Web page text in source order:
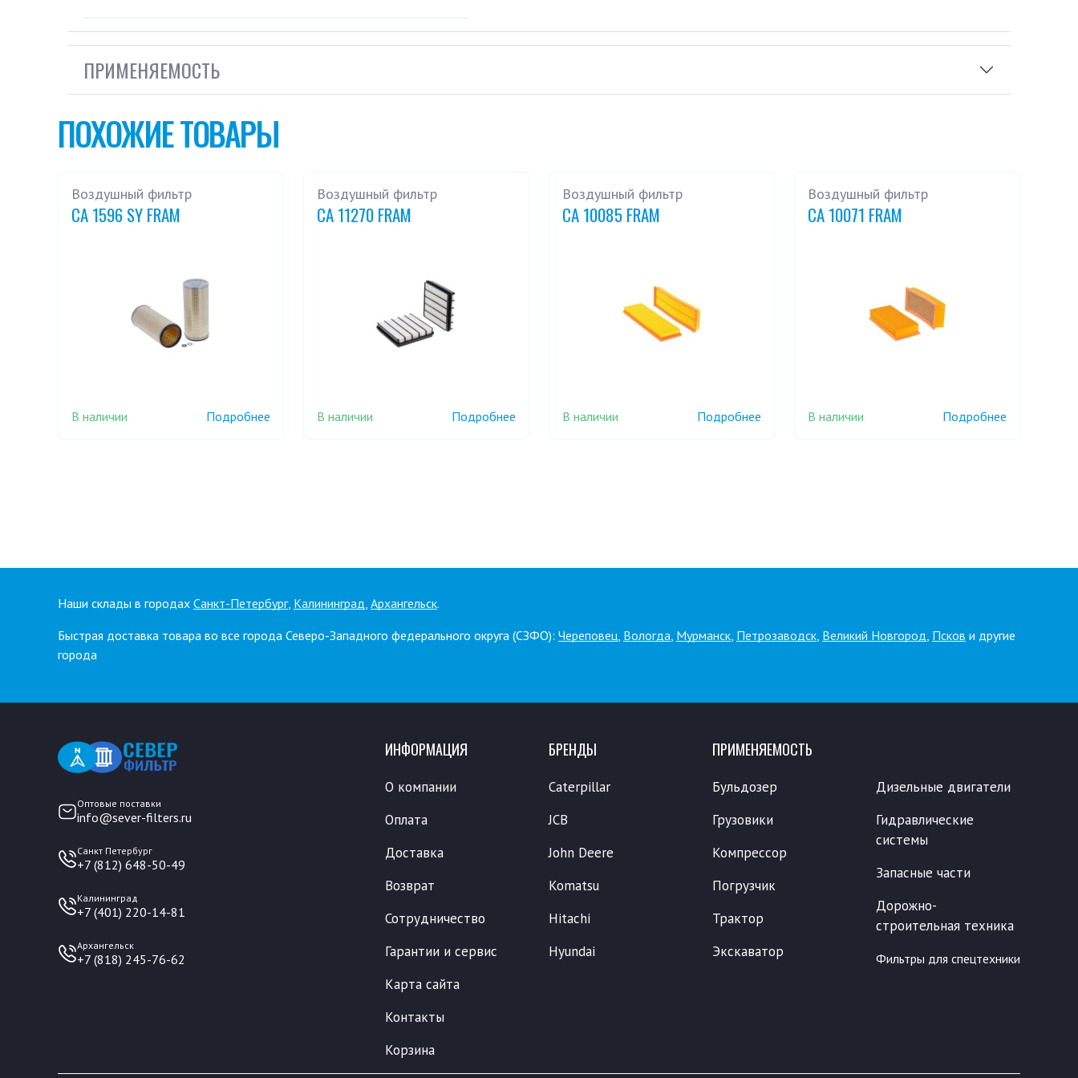
ПРИМЕНЯЕМОСТЬ
ПОХОЖИЕ ТОВАРЫ
Воздушный фильтр
CA 1596 SY FRAM
В наличии Подробнее
Воздушный фильтр
CA 11270 FRAM
В наличии Подробнее
Воздушный фильтр
CA 10085 FRAM
В наличии Подробнее
Воздушный фильтр
CA 10071 FRAM
В наличии Подробнее
Наши склады в городах Санкт-Петербург, Калининград, Архангельск.
Быстрая доставка товара во все города Северо-Западного федерального округа (СЗФО): Череповец, Вологда, Мурманск, Петрозаводск, Великий Новгород, Псков и другие
города
Оптовые поставки
info@sever-filters.ru
Санкт Петербург
+7 (812) 648-50-49
Калининград
+7 (401) 220-14-81
Архангельск
+7 (818) 245-76-62
ИНФОРМАЦИЯ
О компании
Оплата
Доставка
Возврат
Сотрудничество
Гарантии и сервис
Карта сайта
Контакты
Корзина
БРЕНДЫ
Caterpillar
JCB
John Deere
Komatsu
Hitachi
Hyundai
ПРИМЕНЯЕМОСТЬ
Бульдозер
Грузовики
Компрессор
Погрузчик
Трактор
Экскаватор
Дизельные двигатели
Гидравлические
системы
Запасные части
Дорожно-
строительная техника
Фильтры для спецтехники